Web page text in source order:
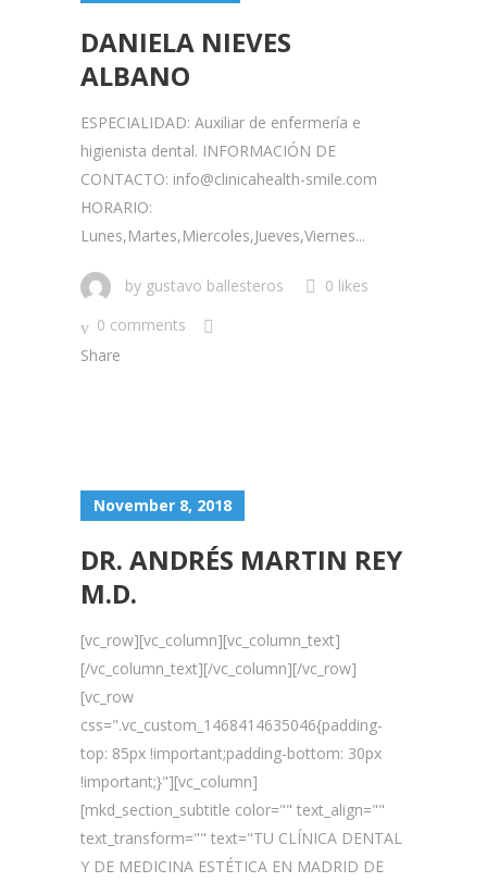
DANIELA NIEVES
ALBANO
ESPECIALIDAD: Auxiliar de enfermería e
higienista dental. INFORMACIÓN DE
CONTACTO: info@clinicahealth-smile.com
HORARIO:
Lunes,Martes,Miercoles,Jueves,Viernes...
by gustavo ballesteros
0 likes
0 comments
Share
November 8, 2018
DR. ANDRÉS MARTIN REY
M.D.
[vc_row][vc_column][vc_column_text]
[/vc_column_text][/vc_column][/vc_row]
[vc_row
css=".vc_custom_1468414635046{padding-
top: 85px !important;padding-bottom: 30px
!important;}"][vc_column]
[mkd_section_subtitle color="" text_align=""
text_transform="" text="TU CLÍNICA DENTAL
Y DE MEDICINA ESTÉTICA EN MADRID DE